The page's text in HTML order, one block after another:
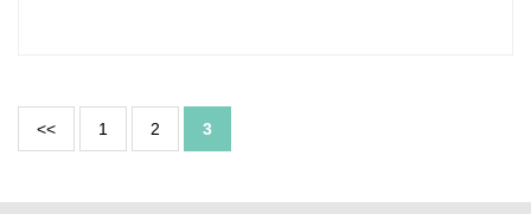
Nawigacja
po
<< 1 2 3